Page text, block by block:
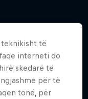
të
interneti do
skedarë të
për të
tonë, për